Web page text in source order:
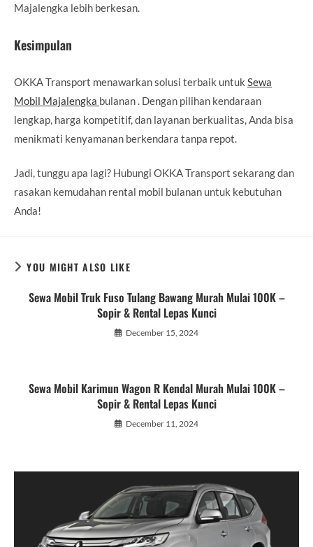
Majalengka lebih berkesan.
Kesimpulan
OKKA Transport menawarkan solusi terbaik untuk Sewa
Mobil Majalengka bulanan . Dengan pilihan kendaraan
lengkap, harga kompetitif, dan layanan berkualitas, Anda bisa
menikmati kenyamanan berkendara tanpa repot.
Jadi, tunggu apa lagi? Hubungi OKKA Transport sekarang dan
rasakan kemudahan rental mobil bulanan untuk kebutuhan
Anda!
YOU MIGHT ALSO LIKE
Sewa Mobil Truk Fuso Tulang Bawang Murah Mulai 100K –
Sopir & Rental Lepas Kunci
December 15, 2024
Sewa Mobil Karimun Wagon R Kendal Murah Mulai 100K –
Sopir & Rental Lepas Kunci
December 11, 2024